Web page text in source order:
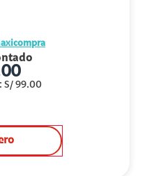
S/ 99.00